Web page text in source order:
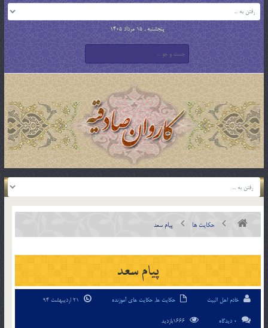
پنجشنبه , 15 مرداد 1405
حکایت ها پيام سعد
پيام سعد
خادم اهل البیت حکایت ها, حکایت های آموزنده
0 دیدگاه